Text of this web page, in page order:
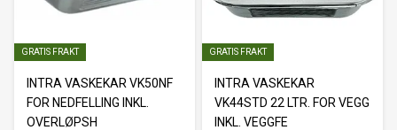
GRATIS FRAKT
INTRA VASKEKAR VK50NF
FOR NEDFELLING INKL.
OVERLØPSH
GRATIS FRAKT
INTRA VASKEKAR
VK44STD 22 LTR. FOR VEGG
INKL. VEGGFE